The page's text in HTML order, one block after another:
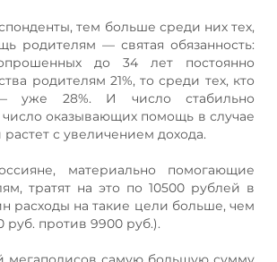
тем больше среди них тех,
родителям — святая обязанность:
до 34 лет постоянно
родителям 21%, то среди тех, кто
уже 28%. И число стабильно
оказывающих помощь в случае
с увеличением дохода.
материально помогающие
тратят на это по 10500 рублей в
расходы на такие цели больше, чем
руб. против 9900 руб.).